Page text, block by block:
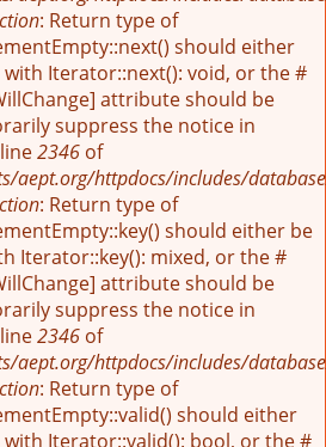
: Return type of
should either
Iterator::next(): void, or the #
attribute should be
suppress the notice in
2346 of
aept.org/httpdocs/includes/
: Return type of
should either be
Iterator::key(): mixed, or the #
attribute should be
suppress the notice in
2346 of
aept.org/httpdocs/includes/
: Return type of
should either
Iterator::valid(): bool, or the #